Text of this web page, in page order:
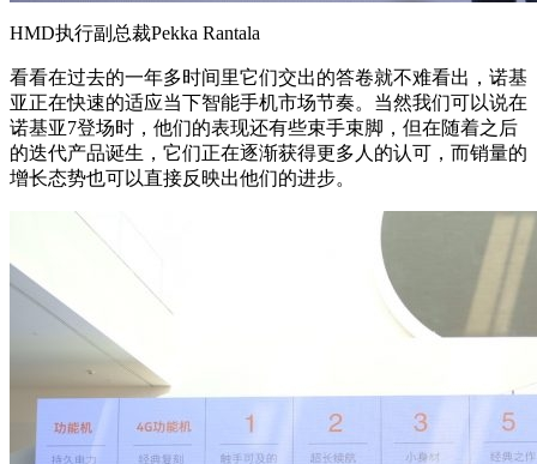
HMD执行副总裁Pekka Rantala
看看在过去的一年多时间里它们交出的答卷就不难看出，诺基
亚正在快速的适应当下智能手机市场节奏。当然我们可以说在
诺基亚7登场时，他们的表现还有些束手束脚，但在随着之后
的迭代产品诞生，它们正在逐渐获得更多人的认可，而销量的
增长态势也可以直接反映出他们的进步。